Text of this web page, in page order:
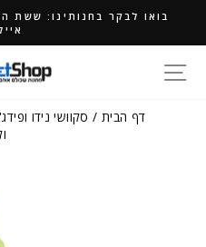
דף הבית / סקוושי נידו